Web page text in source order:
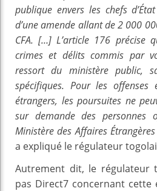
publique envers les chefs
d’une amende allant de 2 000
CFA. […] L’article 176 précise
crimes et délits commis par
ressort du ministère public,
spécifiques. Pour les offenses
étrangers, les poursuites ne
sur demande des personnes
Ministère des Affaires
a expliqué le régulateur
Autrement dit, le régulateur
pas Direct7 concernant cette